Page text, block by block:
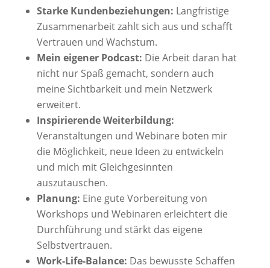
Starke Kundenbeziehungen: Langfristige
Zusammenarbeit zahlt sich aus und schafft
Vertrauen und Wachstum.
Mein eigener Podcast: Die Arbeit daran hat
nicht nur Spaß gemacht, sondern auch
meine Sichtbarkeit und mein Netzwerk
erweitert.
Inspirierende Weiterbildung:
Veranstaltungen und Webinare boten mir
die Möglichkeit, neue Ideen zu entwickeln
und mich mit Gleichgesinnten
auszutauschen.
Planung: Eine gute Vorbereitung von
Workshops und Webinaren erleichtert die
Durchführung und stärkt das eigene
Selbstvertrauen.
Work-Life-Balance: Das bewusste Schaffen